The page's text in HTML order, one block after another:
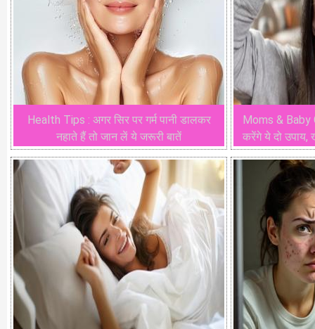
Health Tips : अगर सिर पर गर्म पानी डालकर
नहाते हैं तो जान लें ये जरूरी बातें
Moms & Baby
करेंगे ये दो